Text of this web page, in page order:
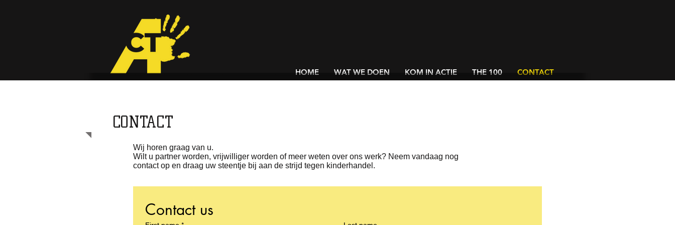
HOME WAT WE DOEN KOM IN ACTIE THE 100 CONTACT
CONTACT
Wij horen graag van u.
Wilt u partner worden, vrijwilliger worden of meer weten over ons werk? Neem vandaag nog
contact op en draag uw steentje bij aan de strijd tegen kinderhandel.
Contact us